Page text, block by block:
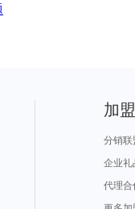
加
分销联
企业礼
代理合